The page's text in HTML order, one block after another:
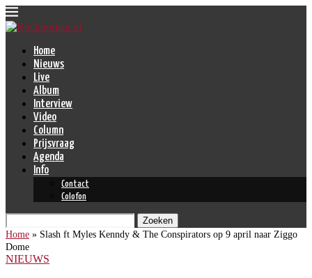
Home
Nieuws
Live
Album
Interview
Video
Column
Prijsvraag
Agenda
Info
Contact
Colofon
Zoeken
Home » Slash ft Myles Kenndy & The Conspirators op 9 april naar Ziggo
Dome
NIEUWS